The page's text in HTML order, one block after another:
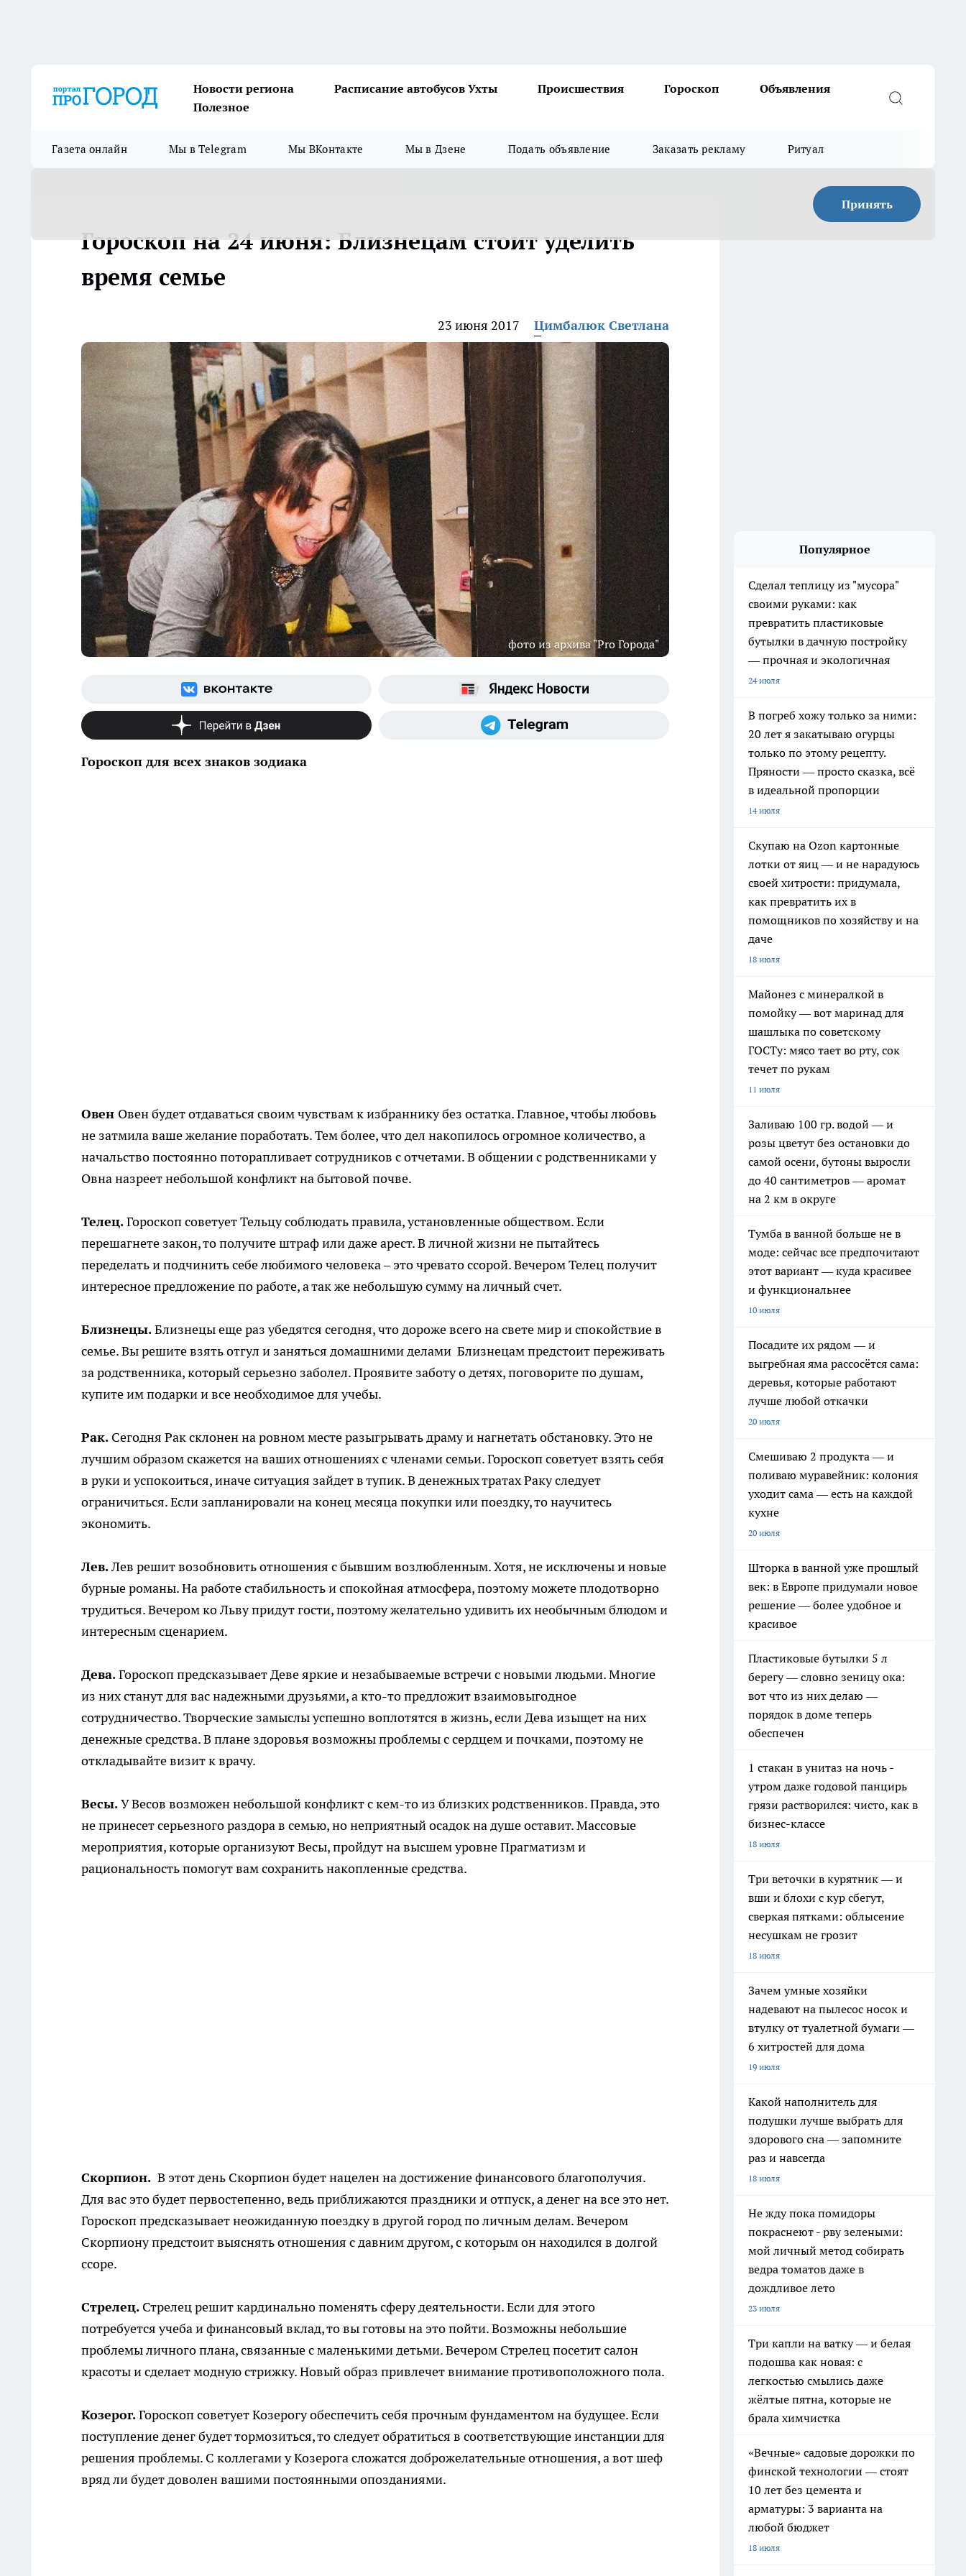
Новости региона Расписание автобусов Ухты Происшествия Гороскоп
Объявления
Полезное
Газета онлайн Мы в Telegram Мы ВКонтакте Мы в Дзене Подать объявление Заказать рекламу Ритуал
Принять
Гороскоп на 24 июня: Близнецам стоит уделить
время семье
23 июня 2017 Цимбалюк Светлана
фото из архива "Pro Города"
Гороскоп для всех знаков зодиака
Овен Овен будет отдаваться своим чувствам к избраннику без остатка. Главное, чтобы любовь
не затмила ваше желание поработать. Тем более, что дел накопилось огромное количество, а
начальство постоянно поторапливает сотрудников с отчетами. В общении с родственниками у
Овна назреет небольшой конфликт на бытовой почве.
Телец.Гороскоп советует Тельцу соблюдать правила, установленные обществом. Если
перешагнете закон, то получите штраф или даже арест. В личной жизни не пытайтесь
переделать и подчинить себе любимого человека – это чревато ссорой. Вечером Телец получит
интересное предложение по работе, а так же небольшую сумму на личный счет.
Близнецы.Близнецы еще раз убедятся сегодня, что дороже всего на свете мир и спокойствие в
семье. Вы решите взять отгул и заняться домашними делами Близнецам предстоит переживать
за родственника, который серьезно заболел. Проявите заботу о детях, поговорите по душам,
купите им подарки и все необходимое для учебы.
Рак. Сегодня Рак склонен на ровном месте разыгрывать драму и нагнетать обстановку. Это не
лучшим образом скажется на ваших отношениях с членами семьи. Гороскоп советует взять себя
в руки и успокоиться, иначе ситуация зайдет в тупик. В денежных тратах Раку следует
ограничиться. Если запланировали на конец месяца покупки или поездку, то научитесь
экономить.
Лев.Лев решит возобновить отношения с бывшим возлюбленным. Хотя, не исключены и новые
бурные романы. На работе стабильность и спокойная атмосфера, поэтому можете плодотворно
трудиться. Вечером ко Льву придут гости, поэтому желательно удивить их необычным блюдом и
интересным сценарием.
Дева.Гороскоп предсказывает Деве яркие и незабываемые встречи с новыми людьми. Многие
из них станут для вас надежными друзьями, а кто-то предложит взаимовыгодное
сотрудничество. Творческие замыслы успешно воплотятся в жизнь, если Дева изыщет на них
денежные средства. В плане здоровья возможны проблемы с сердцем и почками, поэтому не
откладывайте визит к врачу.
Весы.У Весов возможен небольшой конфликт с кем-то из близких родственников. Правда, это
не принесет серьезного раздора в семью, но неприятный осадок на душе оставит. Массовые
мероприятия, которые организуют Весы, пройдут на высшем уровне Прагматизм и
рациональность помогут вам сохранить накопленные средства.
Скорпион. В этот день Скорпион будет нацелен на достижение финансового благополучия.
Для вас это будет первостепенно, ведь приближаются праздники и отпуск, а денег на все это нет.
Гороскоп предсказывает неожиданную поездку в другой город по личным делам. Вечером
Скорпиону предстоит выяснять отношения с давним другом, с которым он находился в долгой
ссоре.
Стрелец. Стрелец решит кардинально поменять сферу деятельности. Если для этого
потребуется учеба и финансовый вклад, то вы готовы на это пойти. Возможны небольшие
проблемы личного плана, связанные с маленькими детьми. Вечером Стрелец посетит салон
красоты и сделает модную стрижку. Новый образ привлечет внимание противоположного пола.
Козерог.Гороскоп советует Козерогу обеспечить себя прочным фундаментом на будущее. Если
поступление денег будет тормозиться, то следует обратиться в соответствующие инстанции для
решения проблемы. С коллегами у Козерога сложатся доброжелательные отношения, а вот шеф
вряд ли будет доволен вашими постоянными опозданиями.
Популярное
Сделал теплицу из "мусора"
своими руками: как
превратить пластиковые
бутылки в дачную постройку
— прочная и экологичная
24 июля
В погреб хожу только за ними:
20 лет я закатываю огурцы
только по этому рецепту.
Пряности — просто сказка, всё
в идеальной пропорции
14 июля
Скупаю на Ozon картонные
лотки от яиц — и не нарадуюсь
своей хитрости: придумала,
как превратить их в
помощников по хозяйству и на
даче
18 июля
Майонез с минералкой в
помойку — вот маринад для
шашлыка по советскому
ГОСТу: мясо тает во рту, сок
течет по рукам
11 июля
Заливаю 100 гр. водой — и
розы цветут без остановки до
самой осени, бутоны выросли
до 40 сантиметров — аромат
на 2 км в округе
Тумба в ванной больше не в
моде: сейчас все предпочитают
этот вариант — куда красивее
и функциональнее
10 июля
Посадите их рядом — и
выгребная яма рассосётся сама:
деревья, которые работают
лучше любой откачки
20 июля
Смешиваю 2 продукта — и
поливаю муравейник: колония
уходит сама — есть на каждой
кухне
20 июля
Шторка в ванной уже прошлый
век: в Европе придумали новое
решение — более удобное и
красивое
Пластиковые бутылки 5 л
берегу — словно зеницу ока:
вот что из них делаю —
порядок в доме теперь
обеспечен
1 стакан в унитаз на ночь -
утром даже годовой панцирь
грязи растворился: чисто, как в
бизнес-классе
18 июля
Три веточки в курятник — и
вши и блохи с кур сбегут,
сверкая пятками: облысение
несушкам не грозит
18 июля
Зачем умные хозяйки
надевают на пылесос носок и
втулку от туалетной бумаги —
6 хитростей для дома
19 июля
Какой наполнитель для
подушки лучше выбрать для
здорового сна — запомните
раз и навсегда
18 июля
Не жду пока помидоры
покраснеют - рву зелеными:
мой личный метод собирать
ведра томатов даже в
дождливое лето
23 июля
Три капли на ватку — и белая
подошва как новая: с
легкостью смылись даже
жёлтые пятна, которые не
брала химчистка
«Вечные» садовые дорожки по
финской технологии — стоят
10 лет без цемента и
арматуры: 3 варианта на
любой бюджет
18 июля